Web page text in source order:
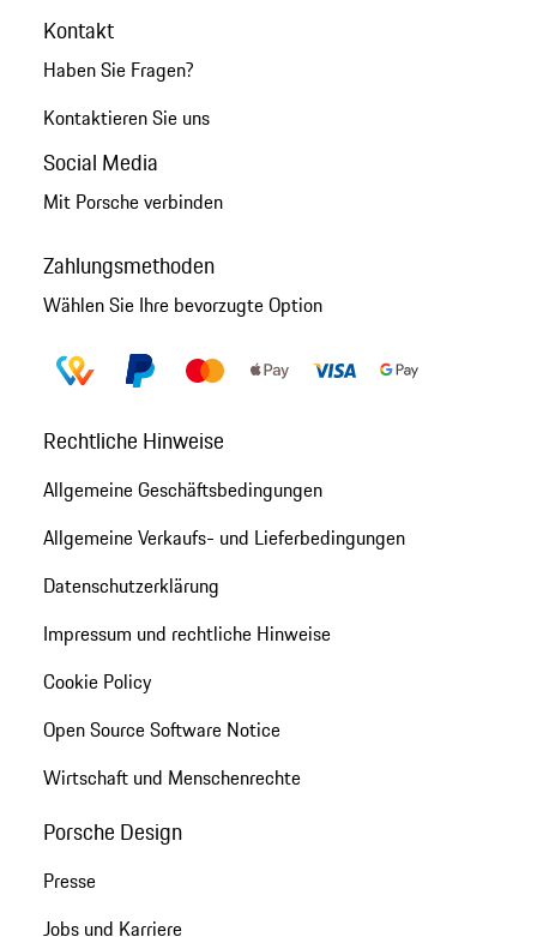
Kontakt
Haben Sie Fragen?
Kontaktieren Sie uns
Social Media
Mit Porsche verbinden
Zahlungsmethoden
Wählen Sie Ihre bevorzugte Option
Rechtliche Hinweise
Allgemeine Geschäftsbedingungen
Allgemeine Verkaufs- und Lieferbedingungen
Datenschutzerklärung
Impressum und rechtliche Hinweise
Cookie Policy
Open Source Software Notice
Wirtschaft und Menschenrechte
Porsche Design
Presse
Jobs und Karriere